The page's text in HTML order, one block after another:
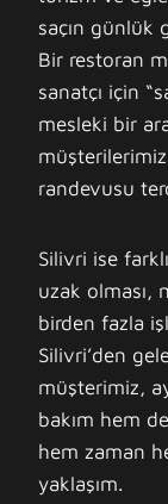
saçın günlük
Bir restoran
sanatçı için
mesleki bir
randevusu
Silivri ise
uzak olması,
birden fazla
Silivri’den
müşterimiz,
bakım hem
hem zaman
yaklaşım.